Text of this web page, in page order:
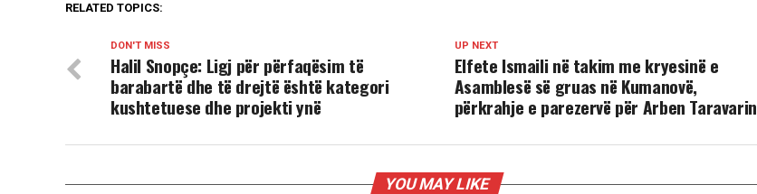
RELATED TOPICS:
UP NEXT
Elfete Ismaili në takim me kryesinë e
Asamblesë së gruas në Kumanovë,
përkrahje e parezervë për Arben Taravarin
DON'T MISS
Halil Snopçe: Ligj për përfaqësim të
barabartë dhe të drejtë është kategori
kushtetuese dhe projekti ynë
YOU MAY LIKE